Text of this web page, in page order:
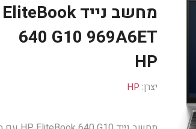
מחשב נייד EliteBook
640 G10‎ 969A6ET
HP
יצרן: HP